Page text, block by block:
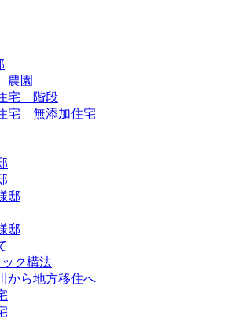
農園
宅 階段
宅 無添加住宅
邸
邸
ク構法
から地方移住へ